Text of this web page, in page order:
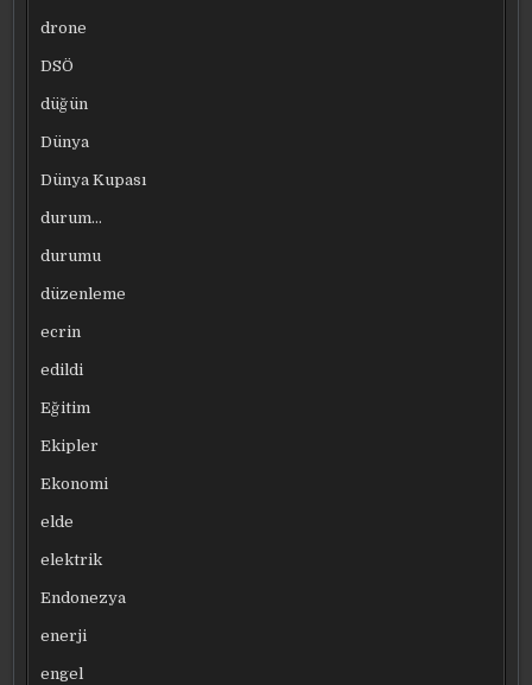
drone
DSÖ
düğün
Dünya
Dünya Kupası
durum…
durumu
düzenleme
ecrin
edildi
Eğitim
Ekipler
Ekonomi
elde
elektrik
Endonezya
enerji
engel